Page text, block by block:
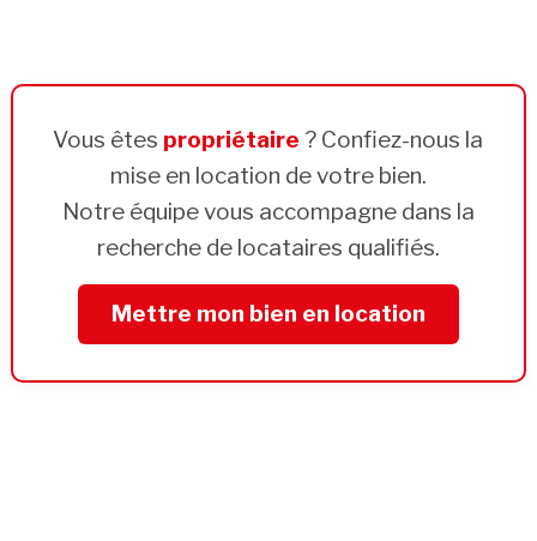
Vous êtes propriétaire ? Confiez-nous la
mise en location de votre bien.
Notre équipe vous accompagne dans la
recherche de locataires qualifiés.
Mettre mon bien en location